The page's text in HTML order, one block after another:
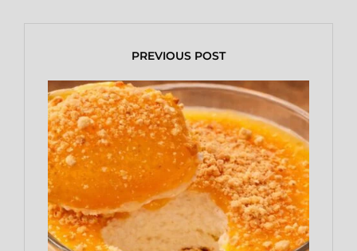
PREVIOUS POST